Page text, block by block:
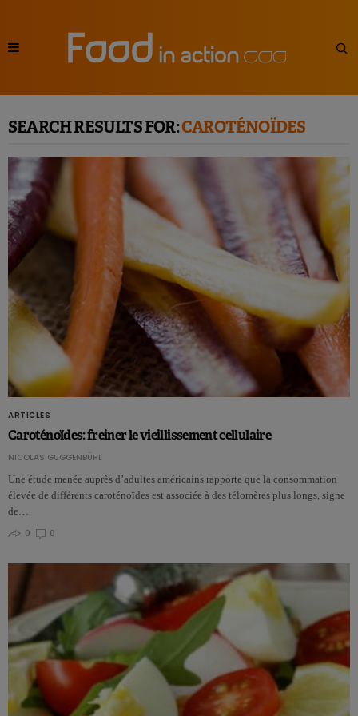
SEARCH RESULTS FOR:CAROTÉNOÏDES
ARTICLES
Caroténoïdes: freiner le vieillissement cellulaire
NICOLAS GUGGENBÜHL
Une étude menée auprès d’adultes américains rapporte que la consommation
élevée de différents caroténoïdes est associée à des télomères plus longs, signe
de…
0
0